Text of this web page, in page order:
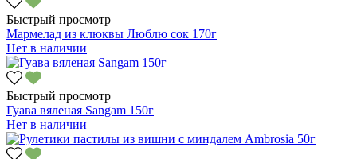
Быстрый просмотр
Мармелад из клюквы Люблю сок 170г
Нет в наличии
Быстрый просмотр
Гуава вяленая Sangam 150г
Нет в наличии